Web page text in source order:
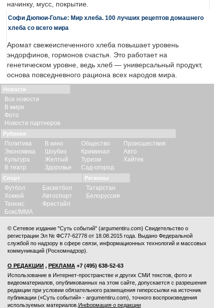
начинку, мусс, покрытие.
Софи Дюпюи-Голье: Мир хлеба. 100 лучших рецептов домашнего
хлеба со всего мира
Аромат свежеиспеченного хлеба повышает уровень
эндорфинов, гормонов счастья. Это работает на
генетическом уровне, ведь хлеб — универсальный продукт,
основа повседневного рациона всех народов мира.
Новости
Все новости
В мире
Фото
Новости партнеров
Рубрики
Политика
Экономика
Культура
В театр
В кино
Шоубиз
Желтый
Здоровье
Общество
Криминал
Туризм
Сад-огород
Происшествия
Авто
Хайтек
Спорт
Футбол
Хоккей
Теннис
Бокс/ММА
Баскетбол
Автоспорт
Фристайл
Регионы
Татарстан
Белоруссия
© Сетевое издание "Суть событий" (argumentiru.com) Свидетельство о
регистрации Эл № ФС77-62778 от 18.08.2015 года. Выдано Федеральной
службой по надзору в сфере связи, информационных технологий и массовых
коммуникаций (Роскомнадзор).
О РЕДАКЦИИ , РЕКЛАМА +7 (495) 638-52-63
Использование в Интернет-пространстве и других СМИ текстов, фото и
видеоматериалов, опубликованных на этом сайте, допускается с разрешения
редакции при условии обязательного размещения гиперссылки на источник
публикации («Суть событий» - argumentiru.com), точного воспроизведения
используемых материалов. Информация о редакции